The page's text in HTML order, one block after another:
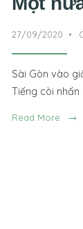
27/09/2020 •
Sài Gòn vào
Tiếng còi
Read More →